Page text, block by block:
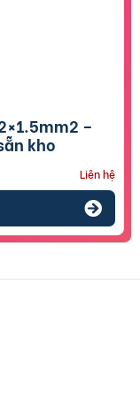
kho
Liên hệ